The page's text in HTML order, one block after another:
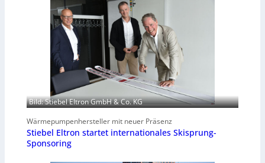
Bild: Stiebel Eltron GmbH & Co. KG
Wärmepumpenhersteller mit neuer Präsenz
Stiebel Eltron startet internationales Skisprung-
Sponsoring